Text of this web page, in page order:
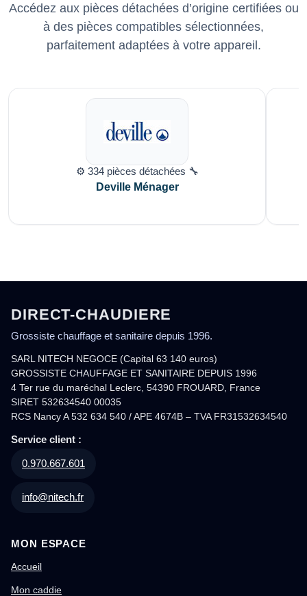
Accédez aux pièces détachées d’origine certifiées ou
à des pièces compatibles sélectionnées,
parfaitement adaptées à votre appareil.
⚙️ 334 pièces détachées 🔧
Deville Ménager
DIRECT-CHAUDIERE
Grossiste chauffage et sanitaire depuis 1996.
SARL NITECH NEGOCE (Capital 63 140 euros)
GROSSISTE CHAUFFAGE ET SANITAIRE DEPUIS 1996
4 Ter rue du maréchal Leclerc, 54390 FROUARD, France
SIRET 532634540 00035
RCS Nancy A 532 634 540 / APE 4674B – TVA FR31532634540
Service client :
0.970.667.601
info@nitech.fr
MON ESPACE
Accueil
Mon caddie